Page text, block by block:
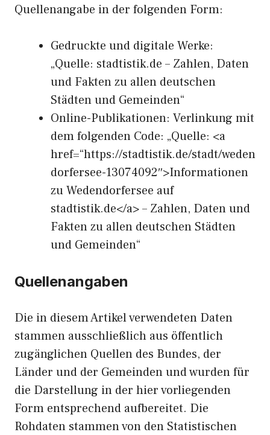
Quellenangabe in der folgenden Form:
Gedruckte und digitale Werke:
„Quelle: stadtistik.de – Zahlen, Daten
und Fakten zu allen deutschen
Städten und Gemeinden“
Online-Publikationen: Verlinkung mit
dem folgenden Code: „Quelle: <a
href=“https://stadtistik.de/stadt/weden
dorfersee-13074092″>Informationen
zu Wedendorfersee auf
stadtistik.de</a> – Zahlen, Daten und
Fakten zu allen deutschen Städten
und Gemeinden“
Quellenangaben
Die in diesem Artikel verwendeten Daten
stammen ausschließlich aus öffentlich
zugänglichen Quellen des Bundes, der
Länder und der Gemeinden und wurden für
die Darstellung in der hier vorliegenden
Form entsprechend aufbereitet. Die
Rohdaten stammen von den Statistischen